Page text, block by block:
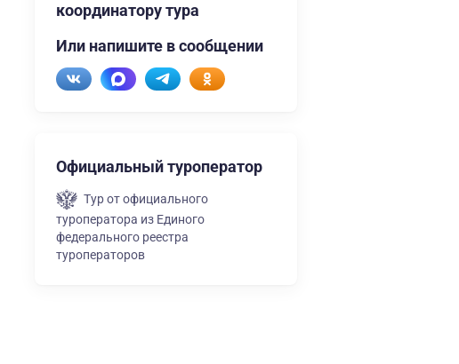
координатору тура
Или напишите в сообщении
Официальный туроператор
Тур от официального
туроператора из Единого
федерального реестра
туроператоров